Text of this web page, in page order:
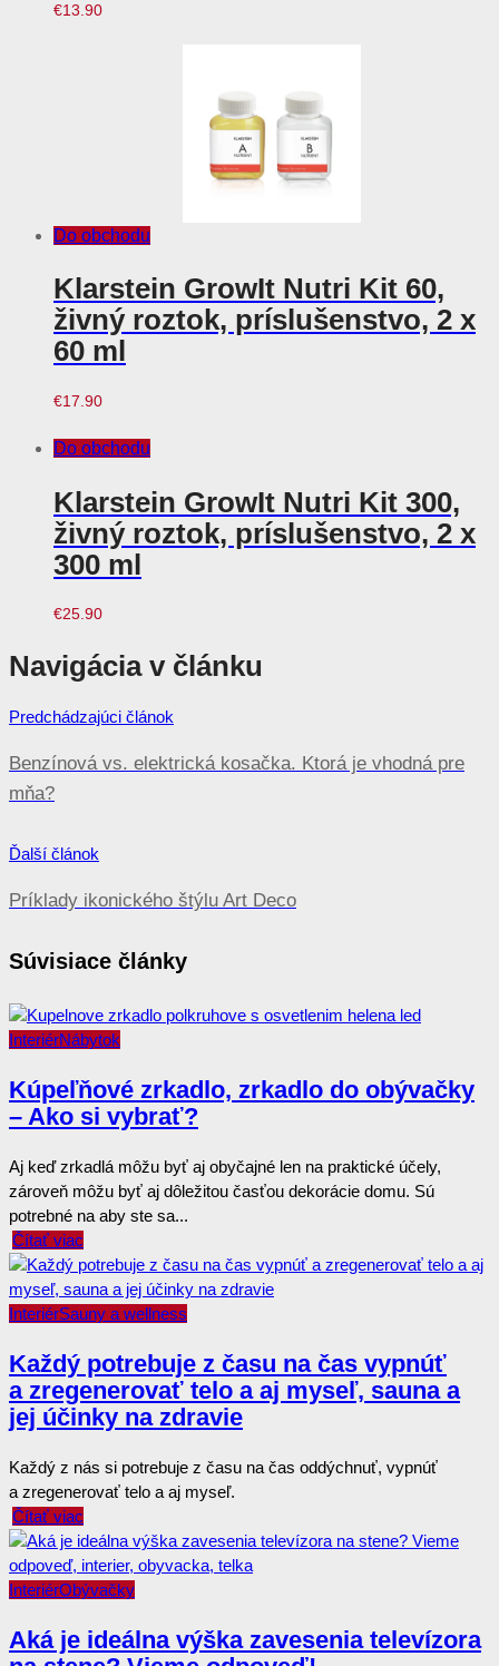
€13.90
Do obchodu
Klarstein GrowIt Nutri Kit 60,
živný roztok, príslušenstvo, 2 x
60 ml
€17.90
Do obchodu
Klarstein GrowIt Nutri Kit 300,
živný roztok, príslušenstvo, 2 x
300 ml
€25.90
Navigácia v článku
Predchádzajúci článok
Benzínová vs. elektrická kosačka. Ktorá je vhodná pre
mňa?
Ďalší článok
Príklady ikonického štýlu Art Deco
Súvisiace články
InteriérNábytok
Kúpeľňové zrkadlo, zrkadlo do obývačky
– Ako si vybrať?
Aj keď zrkadlá môžu byť aj obyčajné len na praktické účely,
zároveň môžu byť aj dôležitou časťou dekorácie domu. Sú
potrebné na aby ste sa...
Čítať viac
InteriérSauny a wellness
Každý potrebuje z času na čas vypnúť
a zregenerovať telo a aj myseľ, sauna a
jej účinky na zdravie
Každý z nás si potrebuje z času na čas oddýchnuť, vypnúť
a zregenerovať telo a aj myseľ.
Čítať viac
InteriérObývačky
Aká je ideálna výška zavesenia televízora